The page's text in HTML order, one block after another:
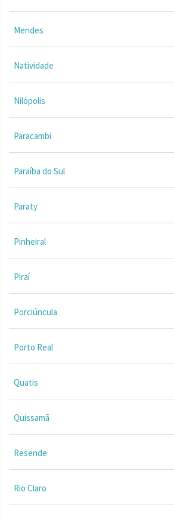
Mendes
Natividade
Nilópolis
Paracambi
Paraíba do Sul
Paraty
Pinheiral
Piraí
Porciúncula
Porto Real
Quatis
Quissamã
Resende
Rio Claro